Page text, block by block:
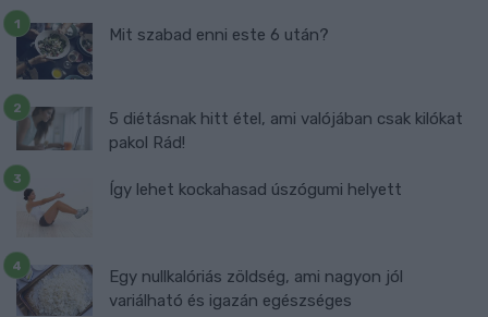
Mit szabad enni este 6 után?
5 diétásnak hitt étel, ami valójában csak kilókat
pakol Rád!
Így lehet kockahasad úszógumi helyett
Egy nullkalóriás zöldség, ami nagyon jól
variálható és igazán egészséges